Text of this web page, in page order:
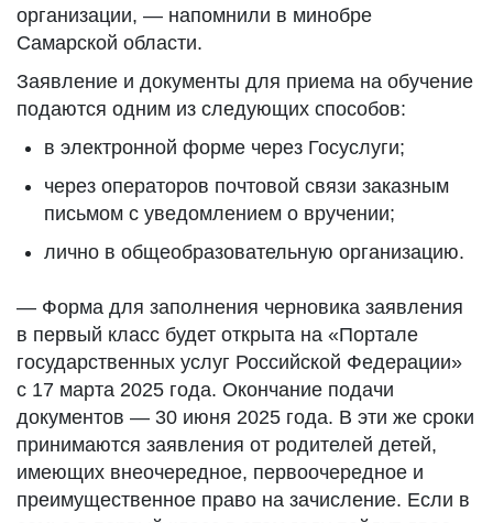
организации, — напомнили в минобре
Самарской области.
Заявление и документы для приема на обучение
подаются одним из следующих способов:
в электронной форме через Госуслуги;
через операторов почтовой связи заказным
письмом с уведомлением о вручении;
лично в общеобразовательную организацию.
— Форма для заполнения черновика заявления
в первый класс будет открыта на «Портале
государственных услуг Российской Федерации»
с 17 марта 2025 года. Окончание подачи
документов — 30 июня 2025 года. В эти же сроки
принимаются заявления от родителей детей,
имеющих внеочередное, первоочередное и
преимущественное право на зачисление. Если в